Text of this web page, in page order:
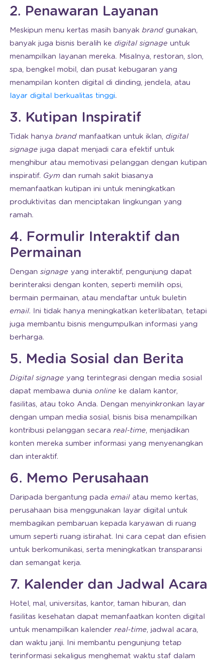
2. Penawaran Layanan
Meskipun menu kertas masih banyak brand gunakan,
banyak juga bisnis beralih ke digital signage untuk
menampilkan layanan mereka. Misalnya, restoran, slon,
spa, bengkel mobil, dan pusat kebugaran yang
menampilan konten digital di dinding, jendela, atau
layar digital berkualitas tinggi.
3. Kutipan Inspiratif
Tidak hanya brand manfaatkan untuk iklan, digital
signage juga dapat menjadi cara efektif untuk
menghibur atau memotivasi pelanggan dengan kutipan
inspiratif. Gym dan rumah sakit biasanya
memanfaatkan kutipan ini untuk meningkatkan
produktivitas dan menciptakan lingkungan yang
ramah.
4. Formulir Interaktif dan
Permainan
Dengan signage yang interaktif, pengunjung dapat
berinteraksi dengan konten, seperti memilih opsi,
bermain permainan, atau mendaftar untuk buletin
email. Ini tidak hanya meningkatkan keterlibatan, tetapi
juga membantu bisnis mengumpulkan informasi yang
berharga.
5. Media Sosial dan Berita
Digital signage yang terintegrasi dengan media sosial
dapat membawa dunia online ke dalam kantor,
fasilitas, atau toko Anda. Dengan menyinkronkan layar
dengan umpan media sosial, bisnis bisa menampilkan
kontribusi pelanggan secara real-time, menjadikan
konten mereka sumber informasi yang menyenangkan
dan interaktif.
6. Memo Perusahaan
Daripada bergantung pada email atau memo kertas,
perusahaan bisa menggunakan layar digital untuk
membagikan pembaruan kepada karyawan di ruang
umum seperti ruang istirahat. Ini cara cepat dan efisien
untuk berkomunikasi, serta meningkatkan transparansi
dan semangat kerja.
7. Kalender dan Jadwal Acara
Hotel, mal, universitas, kantor, taman hiburan, dan
fasilitas kesehatan dapat memanfaatkan konten digital
untuk menampilkan kalender real-time, jadwal acara,
dan waktu janji. Ini membantu pengunjung tetap
terinformasi sekaligus menghemat waktu staf dalam